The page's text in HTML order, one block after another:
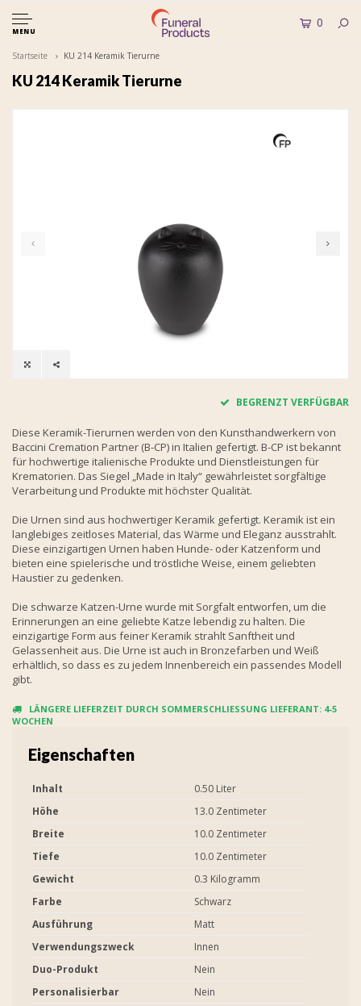
MENU
0
Startseite KU 214 Keramik Tierurne
KU 214 Keramik Tierurne
BEGRENZT VERFÜGBAR
Diese Keramik-Tierurnen werden von den Kunsthandwerkern von
Baccini Cremation Partner (B-CP) in Italien gefertigt. B-CP ist bekannt
für hochwertige italienische Produkte und Dienstleistungen für
Krematorien. Das Siegel „Made in Italy“ gewährleistet sorgfältige
Verarbeitung und Produkte mit höchster Qualität.
Die Urnen sind aus hochwertiger Keramik gefertigt. Keramik ist ein
langlebiges zeitloses Material, das Wärme und Eleganz ausstrahlt.
Diese einzigartigen Urnen haben Hunde- oder Katzenform und
bieten eine spielerische und tröstliche Weise, einem geliebten
Haustier zu gedenken.
Die schwarze Katzen-Urne wurde mit Sorgfalt entworfen, um die
Erinnerungen an eine geliebte Katze lebendig zu halten. Die
einzigartige Form aus feiner Keramik strahlt Sanftheit und
Gelassenheit aus. Die Urne ist auch in Bronzefarben und Weiß
erhältlich, so dass es zu jedem Innenbereich ein passendes Modell
gibt.
LÄNGERE LIEFERZEIT DURCH SOMMERSCHLIESSUNG LIEFERANT: 4-5 W
OCHEN
Eigenschaften
Inhalt
0.50 Liter
Höhe
13.0 Zentimeter
Breite
10.0 Zentimeter
Tiefe
10.0 Zentimeter
Gewicht
0.3 Kilogramm
Farbe
Schwarz
Ausführung
Matt
Verwendungszweck
Innen
Duo-Produkt
Nein
Personalisierbar
Nein